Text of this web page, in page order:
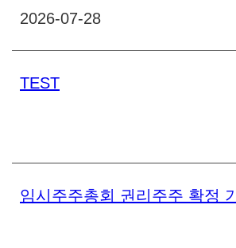
2026-07-28
TEST
임시주주총회 권리주주 확정